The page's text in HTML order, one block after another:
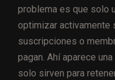
problema es que solo
optimizar activamente
suscripciones o
pagan. Ahí aparece
solo sirven para